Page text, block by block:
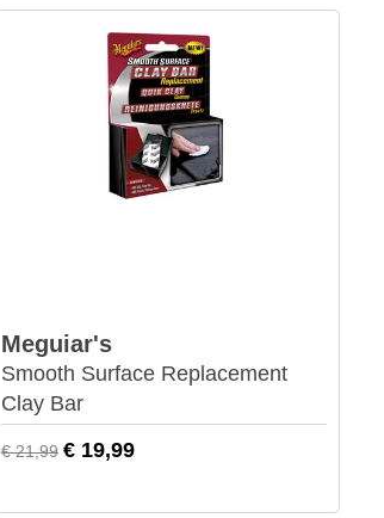
Meguiar's
Smooth Surface Replacement
Clay Bar
€ 21,99 € 19,99